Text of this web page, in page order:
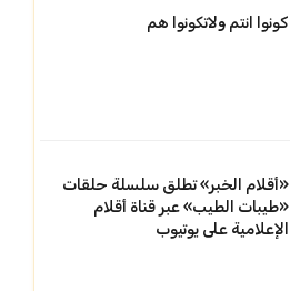
كونوا انتم ولاتكونوا هم
«أقلام الخبر» تطلق سلسلة حلقات
«طيبات الطيب» عبر قناة أقلام
الإعلامية على يوتيوب